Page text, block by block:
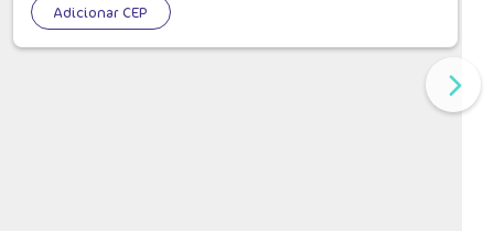
Adicionar CEP